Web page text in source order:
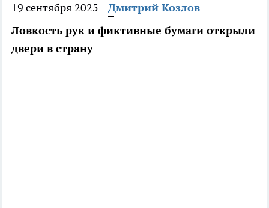
19 сентября 2025
Дмитрий Козлов
Ловкость рук и фиктивные бумаги открыли
двери в страну